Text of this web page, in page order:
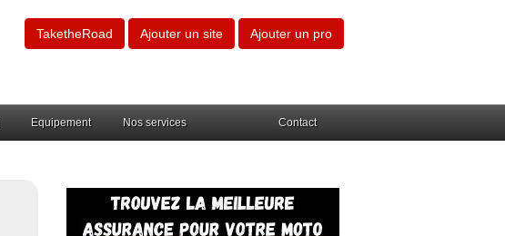
TaketheRoad Ajouter un site Ajouter un pro
Equipement Nos services Contact